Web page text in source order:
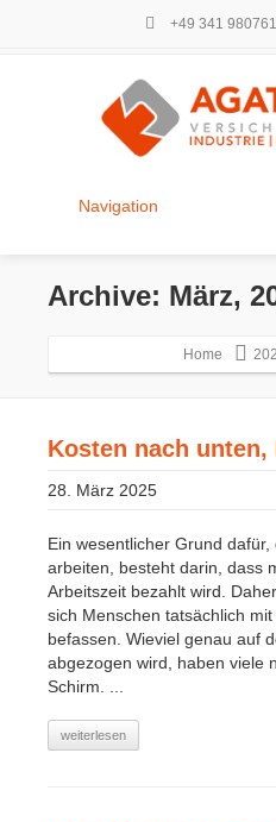
+49 341
Navigation
Archive: März,
Home
Kosten nach unten,
28. März 2025
Ein wesentlicher Grund
arbeiten, besteht darin, dass
Arbeitszeit bezahlt wird.
sich Menschen tatsächlich
befassen. Wieviel genau auf
abgezogen wird, haben viele
Schirm. ...
weiterlesen